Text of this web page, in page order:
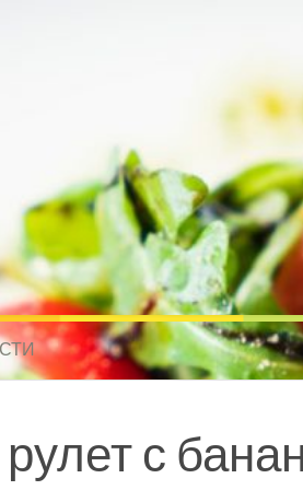
рецепты
РЕЦЕПТЫ ДЛЯ МУЛЬТИВАРКИ.
с